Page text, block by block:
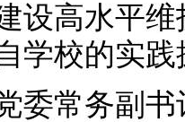
设高水平
学校的实
常务副书